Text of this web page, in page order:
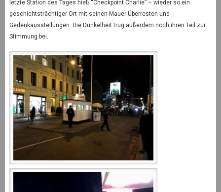
letzte Station des Tages hieß “Checkpoint Charlie” – wieder so ein
geschichtsträchtiger Ort mit seinen Mauer Überresten und
Gedenkausstellungen. Die Dunkelheit trug außerdem noch ihren Teil zur
Stimmung bei.